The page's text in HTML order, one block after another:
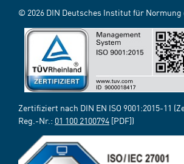
© 2026 DIN Deutsches Institut für Normung
Zertifiziert nach DIN EN ISO 9001:2015-11
Reg.-Nr.: 01 100 2100794 [PDF])